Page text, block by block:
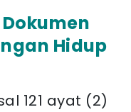
Dokumen
Hidup
121 ayat (2)